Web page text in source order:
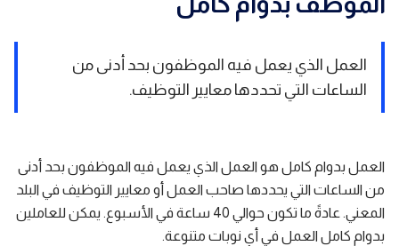
مركز المحتوى
العمل الذي يعمل فيه الموظفون بحد أدنى من
الساعات التي تحددها معايير التوظيف.
العمل بدوام كامل هو العمل الذي يعمل فيه الموظفون بحد أدنى
من الساعات التي يحددها صاحب العمل أو معايير التوظيف في البلد
المعني. عادةً ما تكون حوالي 40 ساعة في الأسبوع. يمكن للعاملين
بدوام كامل العمل في أي نوبات متنوعة.